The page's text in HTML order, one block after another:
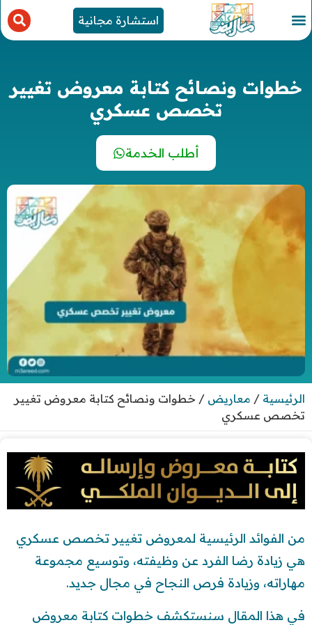
استشارة مجانية
خطوات ونصائح كتابة معروض تغيير
تخصص عسكري
أطلب الخدمة
الرئيسية / معاريض / خطوات ونصائح كتابة معروض تغيير
تخصص عسكري
من الفوائد الرئيسية لمعروض تغيير تخصص عسكري
هي زيادة رضا الفرد عن وظيفته، وتوسيع مجموعة
مهاراته، وزيادة فرص النجاح في مجال جديد.
في هذا المقال سنستكشف خطوات كتابة معروض